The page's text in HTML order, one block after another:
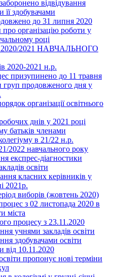
відвідування
її здобувачами
до 31 липня 2020
організацію роботи у
році
2021 НАВЧАЛЬНОГО
2020-2021 н.р.
призупинено до 11 травня
продовженого дня у
організації освітнього
днів у 2021 році
батьків членами
в 21/22 н.р.
2022 навчального року
експрес-діагностики
освіти
класних керівників у
2021р.
виборів (жовтень 2020)
з 02 листопада 2020 в
міста
процесу з 23.11.2020
учнями закладів освіти
здобувачами освіти
від 10.11.2020
пропонує нові терміни